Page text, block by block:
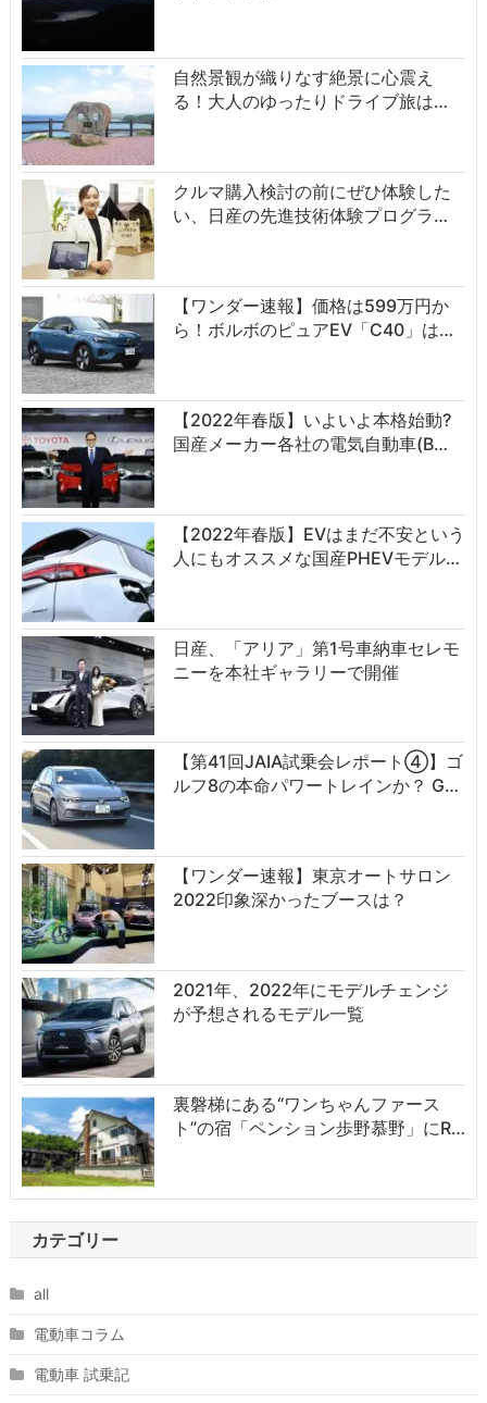
自然景観が織りなす絶景に心震え
る！大人のゆったりドライブ旅は…
クルマ購入検討の前にぜひ体験した
い、日産の先進技術体験プログラ…
【ワンダー速報】価格は599万円か
ら！ボルボのピュアEV「C40」は…
【2022年春版】いよいよ本格始動?
国産メーカー各社の電気自動車(B…
【2022年春版】EVはまだ不安という
人にもオススメな国産PHEVモデル…
日産、「アリア」第1号車納車セレモ
ニーを本社ギャラリーで開催
【第41回JAIA試乗会レポート④】ゴ
ルフ8の本命パワートレインか？ G…
【ワンダー速報】東京オートサロン
2022印象深かったブースは？
2021年、2022年にモデルチェンジ
が予想されるモデル一覧
裏磐梯にある“ワンちゃんファース
ト”の宿「ペンション歩野慕野」にR…
カテゴリー
all
電動車コラム
電動車 試乗記